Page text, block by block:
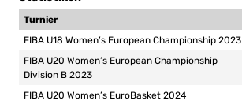
Turnier
FIBA U18 Women’s European Championship 2023
FIBA U20 Women’s European Championship
Division B 2023
FIBA U20 Women’s EuroBasket 2024